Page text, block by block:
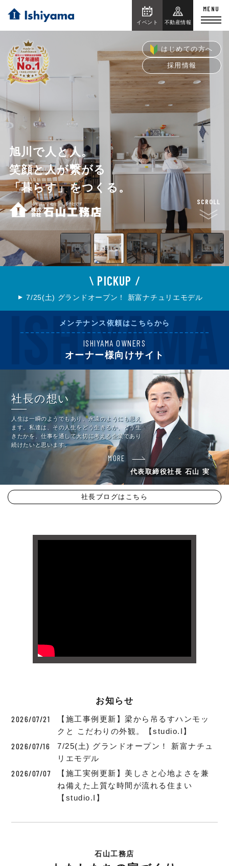
イベント 不動産情報
旭川で人と人。
笑顔と人が繋がる
「暮らす」をつくる。
旭川で人と人。
笑顔と人が繋がる
「暮らす」をつくる。
旭川で人と人。
笑顔と人が繋がる
「暮らす」をつくる。
旭川で人と人。
笑顔と人が繋がる
「暮らす」をつくる。
旭川で人と人。
笑顔と人が繋がる
「暮らす」をつくる。
旭川で人と人。
笑顔と人が繋がる
「暮らす」をつくる。
旭川で人と人。
笑顔と人が繋がる
「暮らす」をつくる。
SCROLL
PICKUP
7/25(土) グランドオープン！ 新富ナチュリエモデル
はじめての方へ
採用情報
メンテナンス依頼はこちらから
ISHIYAMA OWNERS
オーナー様向けサイト
社長の想い
人生は一瞬のようでもあり、永遠のようにも思え
ます。私達は、その人生をどう生きるか、どう生
きたかを、仕事を通して大切に考える企業であり
続けたいと思います。
MORE
代表取締役社長 石山 実
社長ブログはこちら
お知らせ
2026/07/21
【施工事例更新】梁から吊るすハンモッ
クと こだわりの外観。【studio.I】
2026/07/16
7/25(土) グランドオープン！ 新富ナチュ
リエモデル
2026/07/07
【施工実例更新】美しさと心地よさを兼
ね備えた上質な時間が流れる住まい
【studio.I】
石山工務店